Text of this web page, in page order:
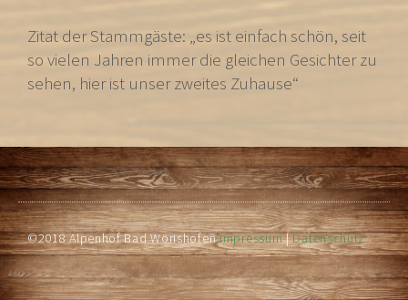
Zitat der Stammgäste: „es ist einfach schön, seit
so vielen Jahren immer die gleichen Gesichter zu
sehen, hier ist unser zweites Zuhause“
©2018 Alpenhof Bad WörishofenImpressum|Datenschutz